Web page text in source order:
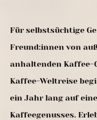
Für selbstsüchtige
Freund:innen von
anhaltenden Kaffee-
Kaffee-Weltreise
ein Jahr lang auf
Kaffeegenusses.